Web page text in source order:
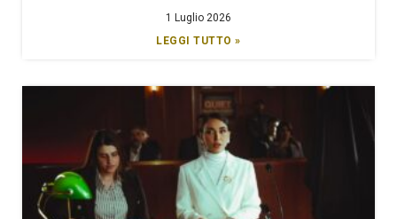
1 Luglio 2026
LEGGI TUTTO »